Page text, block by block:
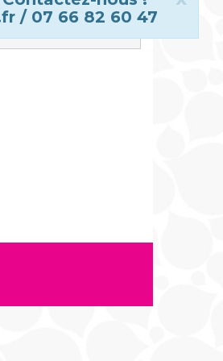
/ 07 66 82 60 47